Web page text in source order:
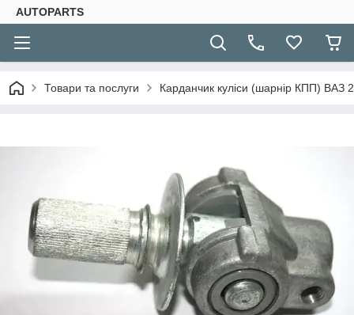
AUTOPARTS
Товари та послуги Карданчик куліси (шарнір КПП) ВАЗ